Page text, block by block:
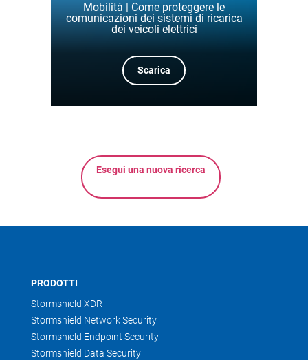
Mobilità | Come proteggere le
comunicazioni dei sistemi di ricarica
dei veicoli elettrici
Scarica
Esegui una nuova ricerca
PRODOTTI
Stormshield XDR
Stormshield Network Security
Stormshield Endpoint Security
Stormshield Data Security